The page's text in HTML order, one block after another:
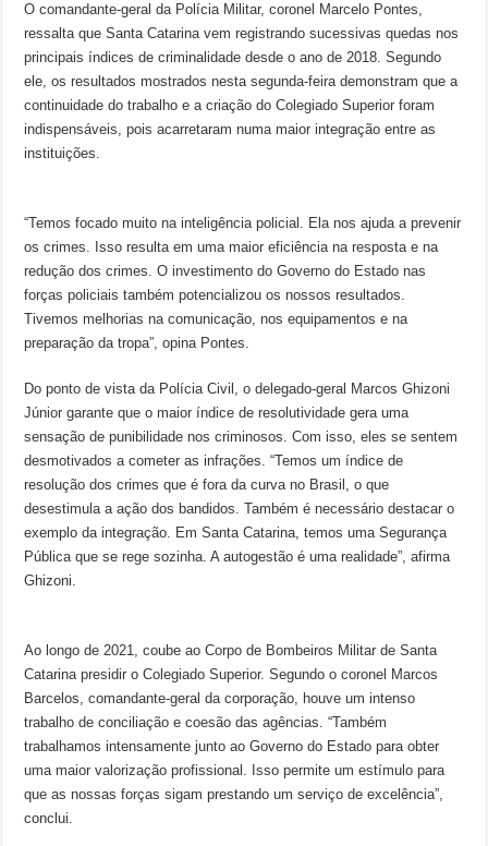
O comandante-geral da Polícia Militar, coronel Marcelo Pontes,
ressalta que Santa Catarina vem registrando sucessivas quedas nos
principais índices de criminalidade desde o ano de 2018. Segundo
ele, os resultados mostrados nesta segunda-feira demonstram que a
continuidade do trabalho e a criação do Colegiado Superior foram
indispensáveis, pois acarretaram numa maior integração entre as
instituições.
“Temos focado muito na inteligência policial. Ela nos ajuda a prevenir
os crimes. Isso resulta em uma maior eficiência na resposta e na
redução dos crimes. O investimento do Governo do Estado nas
forças policiais também potencializou os nossos resultados.
Tivemos melhorias na comunicação, nos equipamentos e na
preparação da tropa”, opina Pontes.
Do ponto de vista da Polícia Civil, o delegado-geral Marcos Ghizoni
Júnior garante que o maior índice de resolutividade gera uma
sensação de punibilidade nos criminosos. Com isso, eles se sentem
desmotivados a cometer as infrações. “Temos um índice de
resolução dos crimes que é fora da curva no Brasil, o que
desestimula a ação dos bandidos. Também é necessário destacar o
exemplo da integração. Em Santa Catarina, temos uma Segurança
Pública que se rege sozinha. A autogestão é uma realidade”, afirma
Ghizoni.
Ao longo de 2021, coube ao Corpo de Bombeiros Militar de Santa
Catarina presidir o Colegiado Superior. Segundo o coronel Marcos
Barcelos, comandante-geral da corporação, houve um intenso
trabalho de conciliação e coesão das agências. “Também
trabalhamos intensamente junto ao Governo do Estado para obter
uma maior valorização profissional. Isso permite um estímulo para
que as nossas forças sigam prestando um serviço de excelência”,
conclui.